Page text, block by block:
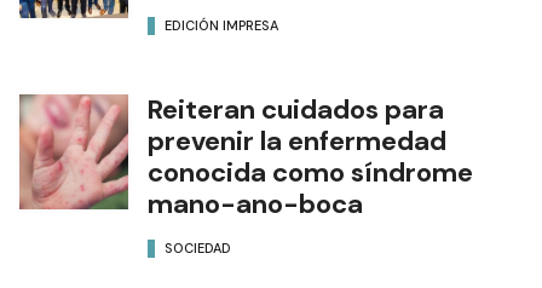
EDICIÓN IMPRESA
Reiteran cuidados para
prevenir la enfermedad
conocida como síndrome
mano-ano-boca
SOCIEDAD